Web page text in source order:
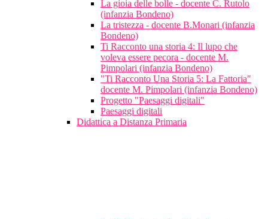
La gioia delle bolle - docente C. Rutolo
(infanzia Bondeno)
La tristezza - docente B.Monari (infanzia
Bondeno)
Ti Racconto una storia 4: Il lupo che
voleva essere pecora - docente M.
Pimpolari (infanzia Bondeno)
"Ti Racconto Una Storia 5: La Fattoria"
docente M. Pimpolari (infanzia Bondeno)
Progetto "Paesaggi digitali"
Paesaggi digitali
Didattica a Distanza Primaria